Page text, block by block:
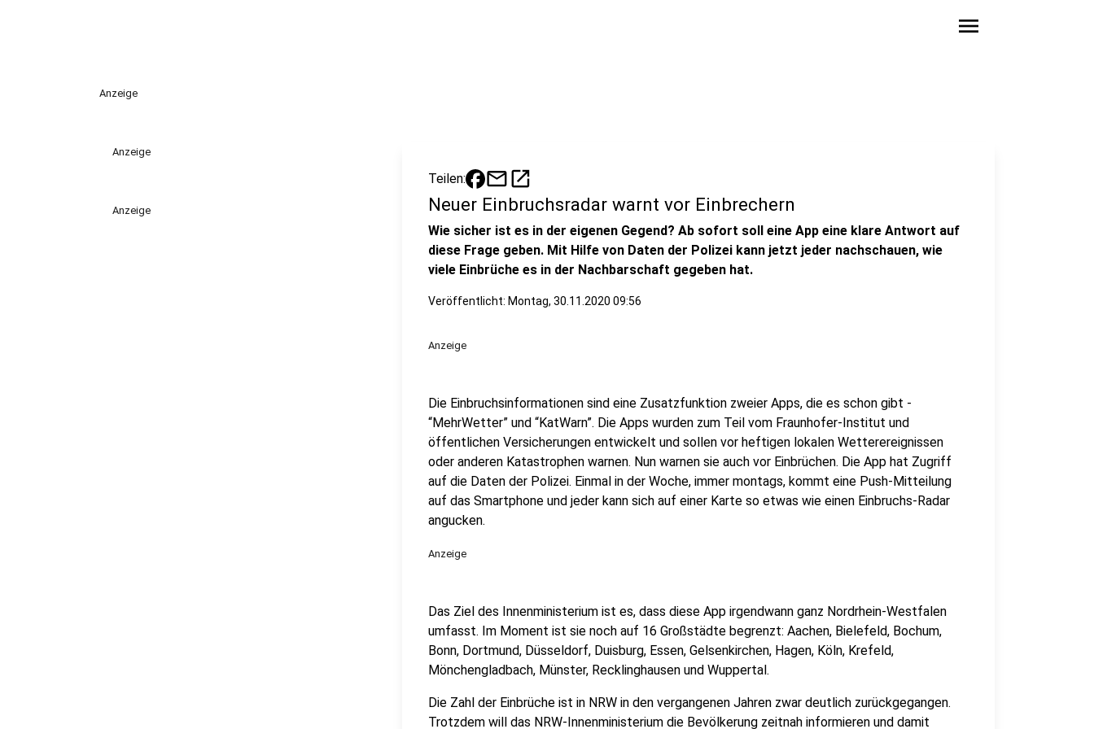
menu
Anzeige
Anzeige
Anzeige
Teilen: mailopen_in_new
Neuer Einbruchsradar warnt vor Einbrechern
Wie sicher ist es in der eigenen Gegend? Ab sofort soll eine App eine klare Antwort auf
diese Frage geben. Mit Hilfe von Daten der Polizei kann jetzt jeder nachschauen, wie
viele Einbrüche es in der Nachbarschaft gegeben hat.
Veröffentlicht: Montag, 30.11.2020 09:56
Anzeige
Die Einbruchsinformationen sind eine Zusatzfunktion zweier Apps, die es schon gibt -
“MehrWetter” und “KatWarn”. Die Apps wurden zum Teil vom Fraunhofer-Institut und
öffentlichen Versicherungen entwickelt und sollen vor heftigen lokalen Wetterereignissen
oder anderen Katastrophen warnen. Nun warnen sie auch vor Einbrüchen. Die App hat Zugriff
auf die Daten der Polizei. Einmal in der Woche, immer montags, kommt eine Push-Mitteilung
auf das Smartphone und jeder kann sich auf einer Karte so etwas wie einen Einbruchs-Radar
angucken.
Anzeige
Das Ziel des Innenministerium ist es, dass diese App irgendwann ganz Nordrhein-Westfalen
umfasst. Im Moment ist sie noch auf 16 Großstädte begrenzt: Aachen, Bielefeld, Bochum,
Bonn, Dortmund, Düsseldorf, Duisburg, Essen, Gelsenkirchen, Hagen, Köln, Krefeld,
Mönchengladbach, Münster, Recklinghausen und Wuppertal.
Die Zahl der Einbrüche ist in NRW in den vergangenen Jahren zwar deutlich zurückgegangen.
Trotzdem will das NRW-Innenministerium die Bevölkerung zeitnah informieren und damit